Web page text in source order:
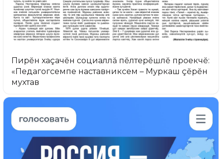
Пирĕн хаçачĕн социаллă пĕлтерĕшлĕ проекчĕ:
«Педагогсемпе наставниксем – Муркаш çĕрĕн
мухтав